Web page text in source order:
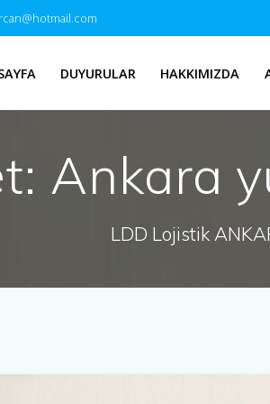
DUYURULAR HAKKIMIZDA
Ankara
LDD Lojistik